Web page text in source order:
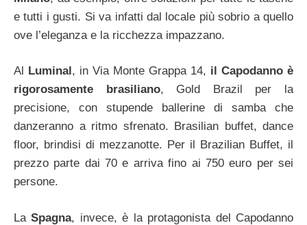
e tutti i gusti. Si va infatti dal locale più sobrio a quello
ove l’eleganza e la ricchezza impazzano.
Al Luminal, in Via Monte Grappa 14, il Capodanno è
rigorosamente brasiliano, Gold Brazil per la
precisione, con stupende ballerine di samba che
danzeranno a ritmo sfrenato. Brasilian buffet, dance
floor, brindisi di mezzanotte. Per il Brazilian Buffet, il
prezzo parte dai 70 e arriva fino ai 750 euro per sei
persone.
LaSpagna, invece, è la protagonista del Capodanno